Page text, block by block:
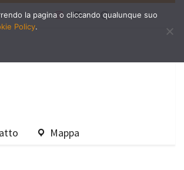
Search
Mappa
la pagina o cliccando qualunque suo
Policy.